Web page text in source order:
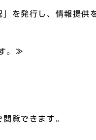
を発行し、情報提供
。≫
覧できます。